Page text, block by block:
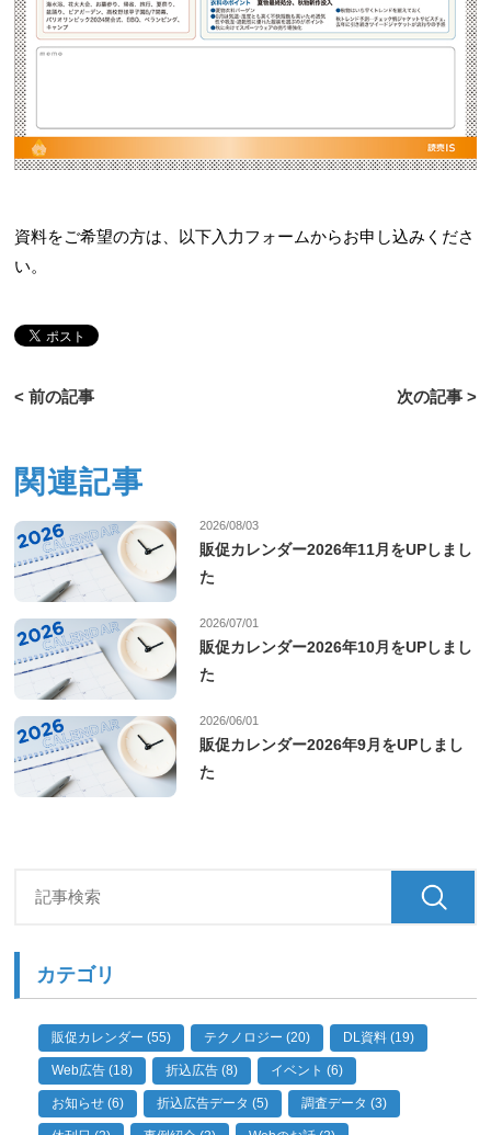
資料をご希望の方は、以下入力フォームからお申し込みくださ
い。
< 前の記事 次の記事 >
関連記事
2026/08/03
販促カレンダー2026年11月をUPしまし
た
2026/07/01
販促カレンダー2026年10月をUPしまし
た
2026/06/01
販促カレンダー2026年9月をUPしまし
た
カテゴリ
販促カレンダー (55) テクノロジー (20) DL資料 (19)
Web広告 (18) 折込広告 (8) イベント (6)
お知らせ (6) 折込広告データ (5) 調査データ (3)